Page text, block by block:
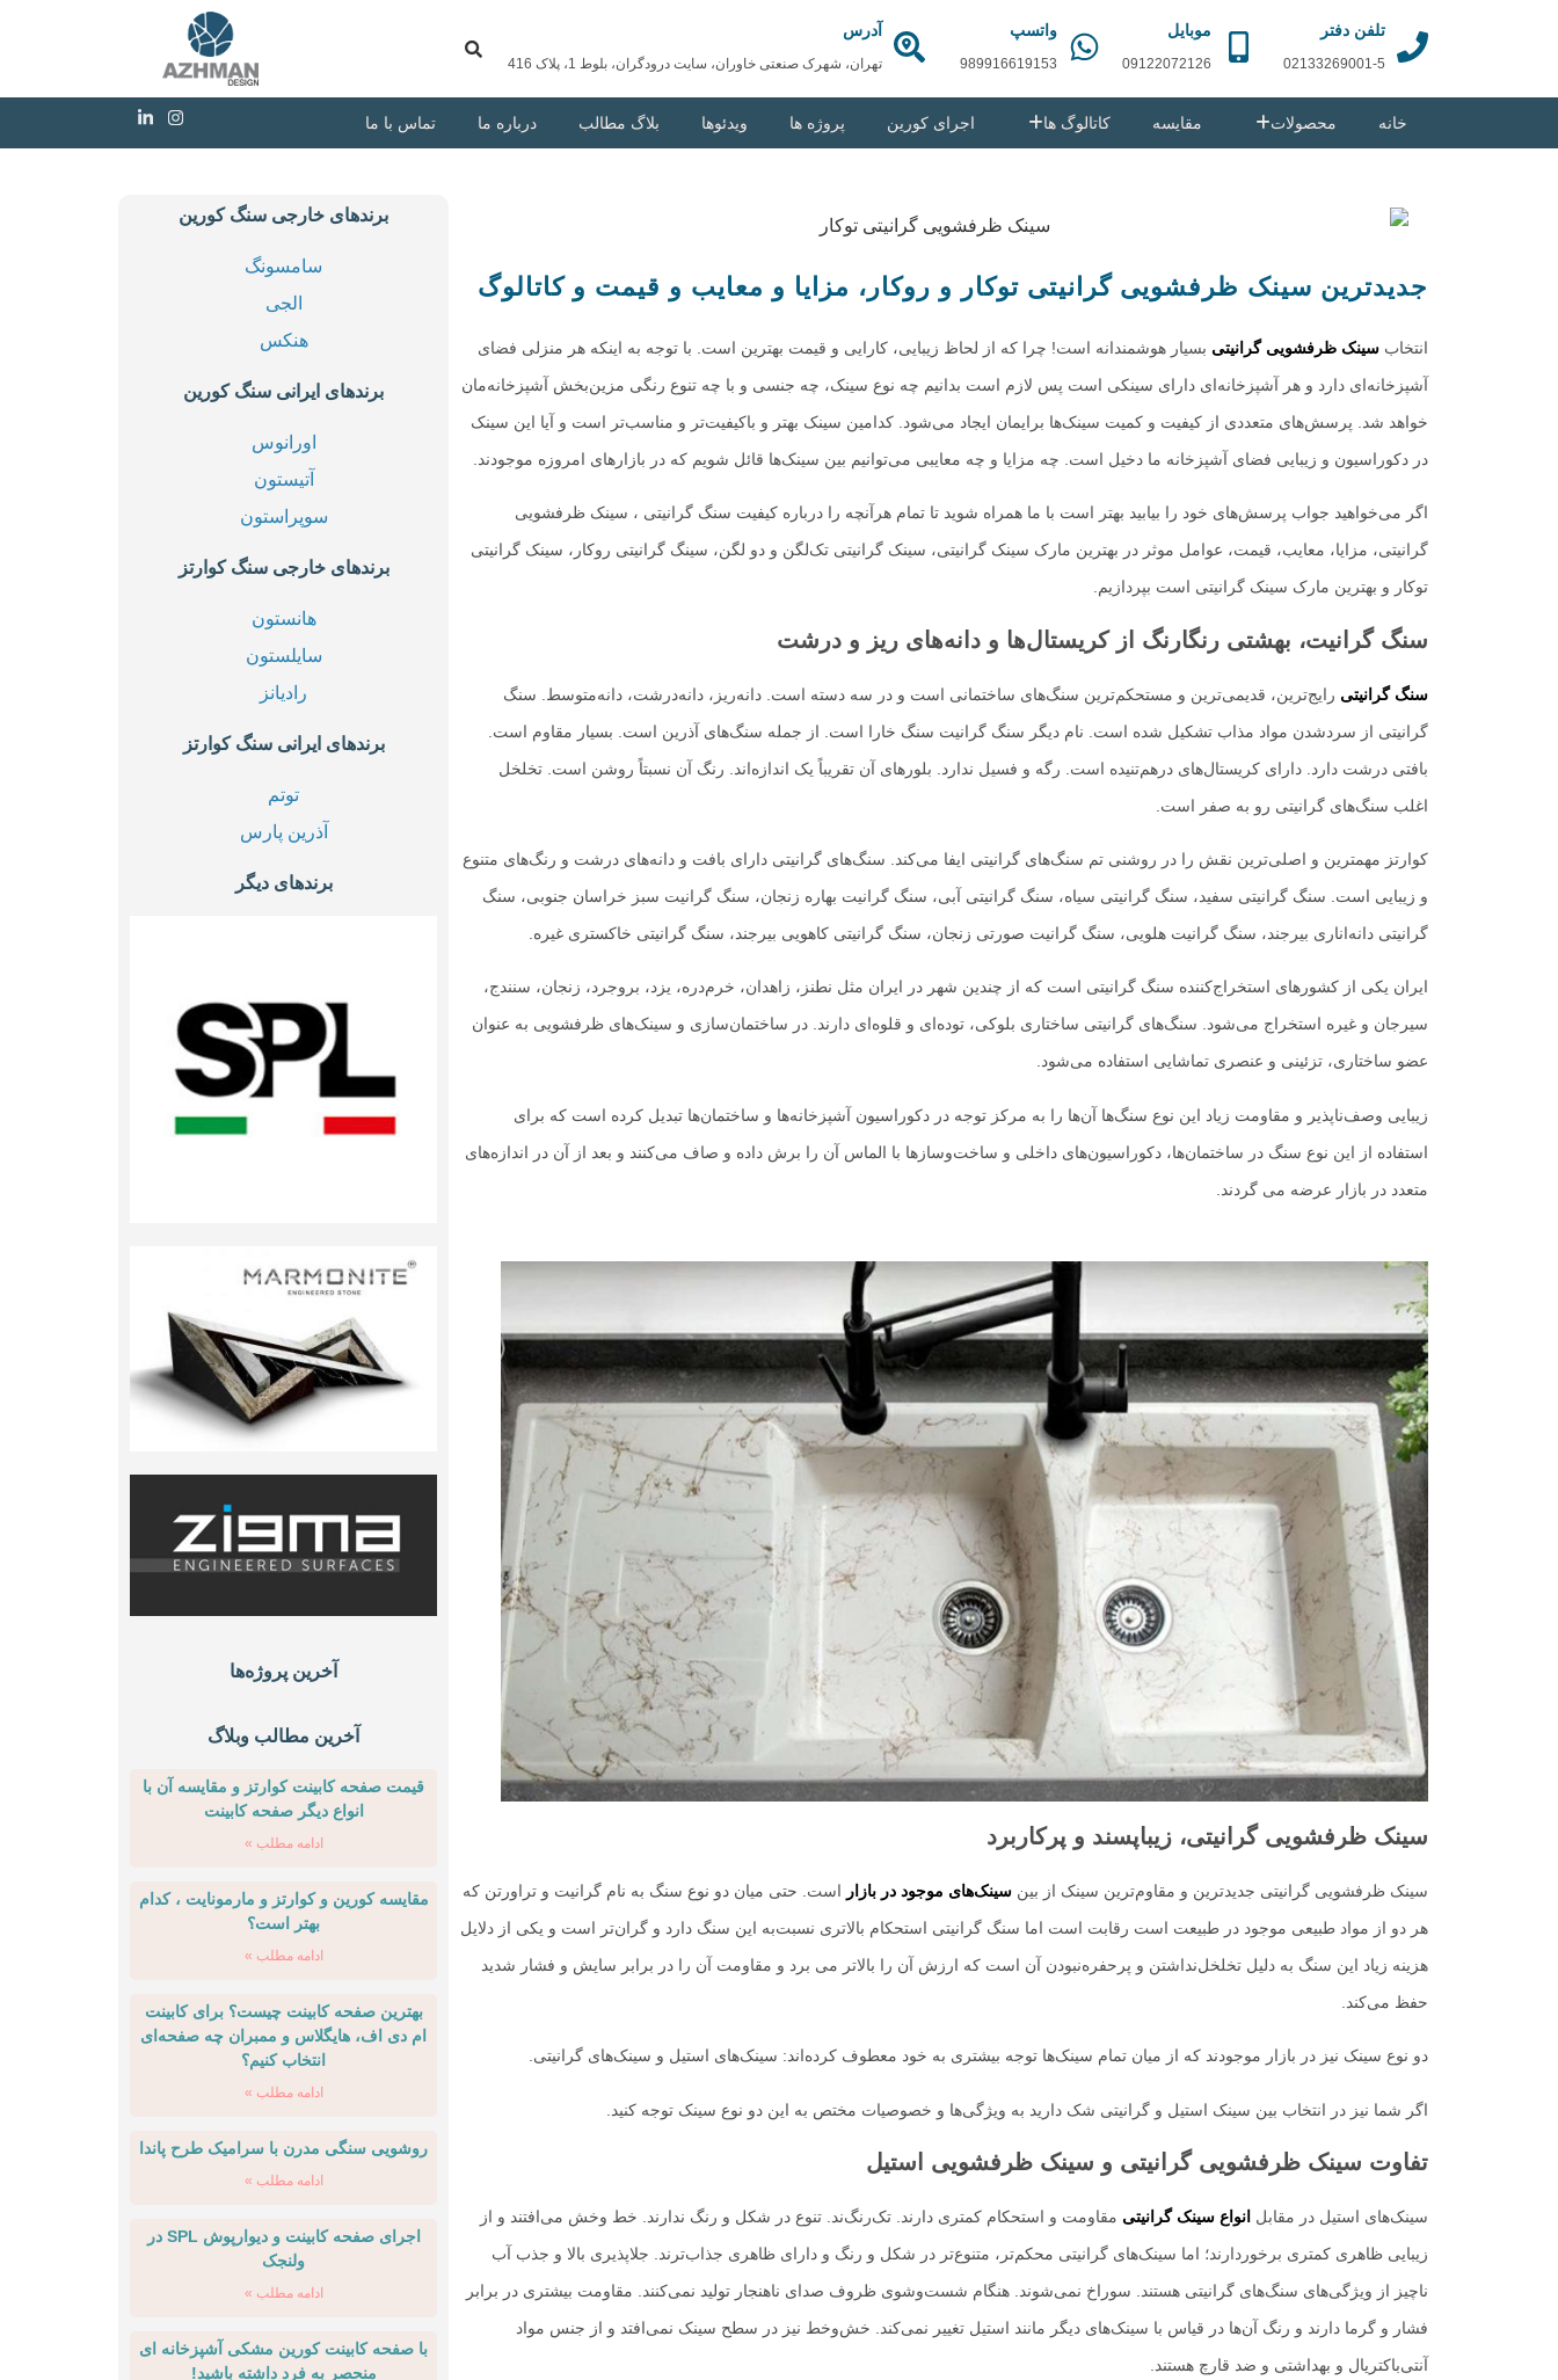
تلفن دفتر
02133269001-5
موبایل
09122072126
واتسپ
989916619153
آدرس
تهران، شهرک صنعتی خاوران، سایت درودگران، بلوط 1، پلاک 416
خانه محصولات مقایسه کاتالوگ ها اجرای کورین پروژه ها ویدئوها بلاگ مطالب درباره ما تماس با ما
جدیدترین سینک ظرفشویی گرانیتی توکار و روکار، مزایا و معایب و قیمت و کاتالوگ
انتخاب سینک ظرفشویی گرانیتی بسیار هوشمندانه است! چرا که از لحاظ زیبایی، کارایی و قیمت بهترین است. با توجه به اینکه هر منزلی فضای
آشپزخانه‌ای دارد و هر آشپزخانه‌ای دارای سینکی است پس لازم است بدانیم چه نوع سینک، چه جنسی و با چه تنوع رنگی مزین‌بخش آشپزخانه‌مان
خواهد شد. پرسش‌های متعددی از کیفیت و کمیت سینک‌ها برایمان ایجاد می‌شود. کدامین سینک بهتر و باکیفیت‌تر و مناسب‌تر است و آیا این سینک‌
در دکوراسیون و زیبایی فضای آشپزخانه ما دخیل است. چه مزایا و چه معایبی می‌توانیم بین سینک‌ها قائل شویم که در بازارهای امروزه موجودند.
اگر می‌خواهید جواب پرسش‌های خود را بیابید بهتر است با ما همراه شوید تا تمام هرآنچه را درباره کیفیت سنگ گرانیتی ، سینک ظرفشویی‌
گرانیتی، مزایا، معایب، قیمت، عوامل موثر در بهترین مارک سینک گرانیتی، سینک گرانیتی تک‌لگن و دو لگن، سینگ گرانیتی روکار، سینک گرانیتی
توکار و بهترین مارک سینک گرانیتی است بپردازیم.
سنگ گرانیت، بهشتی رنگارنگ از کریستال‌ها و دانه‌های ریز و درشت
سنگ گرانیتی رایج‌ترین، قدیمی‌ترین و مستحکم‌ترین سنگ‌های ساختمانی است و در سه دسته است. دانه‌ریز، دانه‌درشت، دانه‌متوسط. سنگ
گرانیتی از سردشدن مواد مذاب تشکیل شده است. نام دیگر سنگ گرانیت سنگ خارا است. از جمله سنگ‌های آذرین است. بسیار مقاوم است.
بافتی درشت دارد. دارای کریستال‌های درهم‌تنیده است. رگه و فسیل ندارد. بلورهای آن تقریباً یک‌ اندازه‌اند. رنگ آن نسبتاً روشن است. تخلخل
اغلب سنگ‌های گرانیتی رو به صفر است.
کوارتز مهمترین و اصلی‌ترین نقش را در روشنی تم سنگ‌های گرانیتی ایفا می‌کند. سنگ‌های گرانیتی دارای بافت و دانه‌های درشت و رنگ‌های متنوع
و زیبایی است. سنگ گرانیتی سفید، سنگ گرانیتی سیاه، سنگ گرانیتی آبی، سنگ گرانیت بهاره زنجان، سنگ گرانیت سبز خراسان جنوبی، سنگ
گرانیتی دانه‌اناری بیرجند، سنگ گرانیت هلویی، سنگ گرانیت صورتی زنجان، سنگ گرانیتی کاهویی بیرجند، سنگ گرانیتی خاکستری غیره.
ایران یکی از کشورهای استخراج‌کننده سنگ گرانیتی است که از چندین شهر در ایران مثل نطنز، زاهدان، خرم‌دره، یزد، بروجرد، زنجان، سنندج،
سیرجان و غیره استخراج می‌شود. سنگ‌های گرانیتی ساختاری بلوکی، توده‌ای و قلوه‌ای دارند. در ساختمان‌سازی و سینک‌های ظرفشویی به عنوان
عضو ساختاری، تزئینی و عنصری تماشایی استفاده می‌شود.
زیبایی وصف‌ناپذیر و مقاومت زیاد این نوع سنگ‌ها آن‌ها را به مرکز توجه در دکوراسیون آشپزخانه‌ها و ساختمان‌ها تبدیل کرده است که برای
استفاده از این نوع سنگ در ساختمان‌ها، دکوراسیون‌های داخلی و ساخت‌وسازها با الماس آن را برش‌ داده و صاف می‌کنند و بعد از آن در اندازه‌های
متعدد در بازار عرضه می گردند.
سینک ظرفشویی گرانیتی، زیبا‌پسند و پرکاربرد
سینک ظرفشویی گرانیتی جدیدترین و مقاوم‌ترین سینک از بین سینک‌های موجود در بازار است. حتی میان دو نوع سنگ به نام گرانیت و تراورتن که
هر دو از مواد طبیعی موجود در طبیعت است رقابت است اما سنگ گرانیتی استحکام بالاتری نسبت‌به این سنگ دارد و گران‌تر است و یکی از دلایل
هزینه زیاد این سنگ به دلیل تخلخل‌نداشتن و پرحفره‌نبودن آن است که ارزش آن را بالاتر می برد و مقاومت آن را در برابر سایش و فشار شدید
حفظ می‌کند.
دو نوع سینک نیز در بازار موجودند که از میان تمام سینک‌ها توجه بیشتری به خود معطوف کرده‌اند: سینک‌های استیل و سینک‌های گرانیتی.
اگر شما نیز در انتخاب بین سینک استیل و گرانیتی شک دارید به ویژگی‌ها و خصوصیات مختص به این دو نوع سینک توجه کنید.
تفاوت سینک ظرفشویی گرانیتی و سینک ظرفشویی استیل
سینک‌های استیل در مقابل انواع سینک گرانیتی مقاومت و استحکام کمتری دارند. تک‌رنگ‌ند. تنوع در شکل و رنگ ندارند. خط‌‌‌‌ وخش می‌افتند و از
زیبایی ظاهری کمتری برخوردارند؛ اما سینک‌های گرانیتی محکم‌‌تر، متنوع‌تر در شکل و رنگ و دارای ظاهری جذاب‌ترند. جلاپذیری بالا و جذب آب
ناچیز از ویژگی‌های سنگ‌های گرانیتی هستند. سوراخ نمی‌شوند. هنگام شست‌وشوی ظروف صدای ناهنجار تولید نمی‌کنند. مقاومت بیشتری در برابر
فشار و گرما دارند و رنگ آن‌ها در قیاس با سینک‌های دیگر مانند استیل تغییر نمی‌کند. خش‌وخط نیز در سطح سینک نمی‌افتد و از جنس مواد
آنتی‌باکتریال و بهداشتی و ضد قارچ هستند.
برندهای خارجی سنگ کورین
سامسونگ
الجی
هنکس
برندهای ایرانی سنگ کورین
اورانوس
آتیستون
سوپراستون
برندهای خارجی سنگ کوارتز
هانستون
سایلستون
رادیانز
برندهای ایرانی سنگ کوارتز
توتم
آذرین پارس
برندهای دیگر
آخرین پروژه‌ها
آخرین مطالب وبلاگ
قیمت صفحه کابینت کوارتز و مقایسه آن با
انواع دیگر صفحه کابینت
ادامه مطلب »
مقایسه کورین و کوارتز و مارمونایت ، کدام
بهتر است؟
ادامه مطلب »
بهترین صفحه کابینت چیست؟ برای کابینت
ام دی اف، هایگلاس و ممبران چه صفحه‌ای
انتخاب کنیم؟
ادامه مطلب »
روشویی سنگی مدرن با سرامیک طرح پاندا
ادامه مطلب »
اجرای صفحه کابینت و دیوارپوش SPL در
ولنجک
ادامه مطلب »
با صفحه کابینت کورین مشکی آشپزخانه ای
منحصر به فرد داشته باشید!